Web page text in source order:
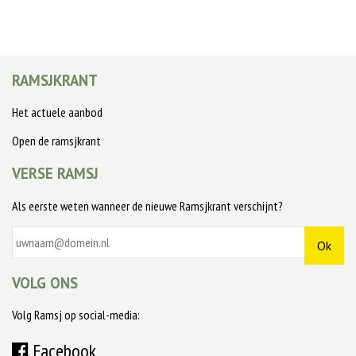
RAMSJKRANT
Het actuele aanbod
Open de ramsjkrant
VERSE RAMSJ
Als eerste weten wanneer de nieuwe Ramsjkrant verschijnt?
VOLG ONS
Volg Ramsj op social-media: